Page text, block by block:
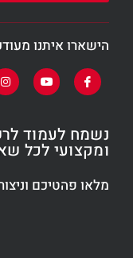
הישארו איתנו
נשמח לעמוד
ומקצועי לכל
מלאו פהטיכם